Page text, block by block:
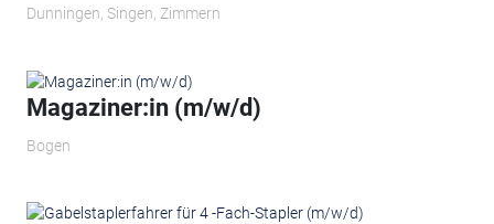
Dunningen, Singen, Zimmern
Magaziner:in (m/w/d)
Bogen